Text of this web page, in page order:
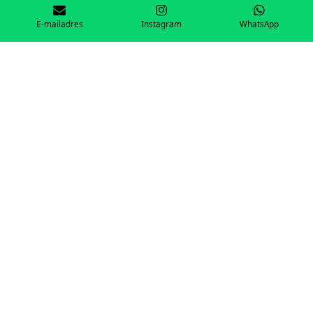
E-mailadres Instagram WhatsApp